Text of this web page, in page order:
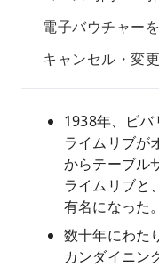
電子バウチャー
キャンセル・変
1938年、ビ
ライムリブが
からテーブル
ライムリブと
有名になった。
数十年にわた
カンダイニン